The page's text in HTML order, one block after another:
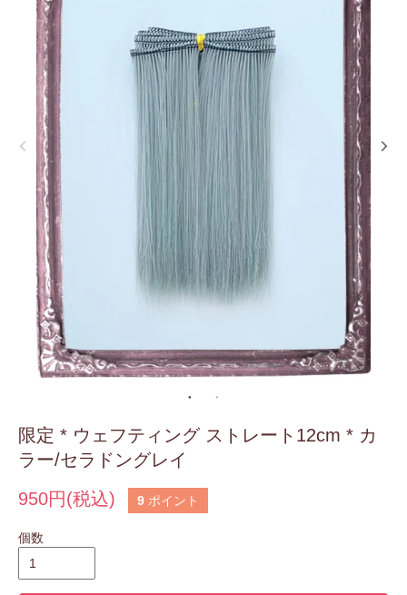
限定 * ウェフティング ストレート12cm * カ
ラー/セラドングレイ
950円(税込)
9 ポイント
個数